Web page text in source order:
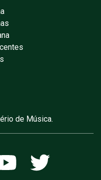
de Música.